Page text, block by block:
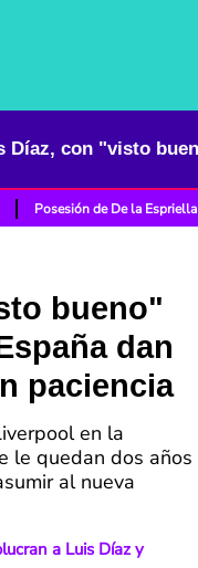
Posesión de De la Espriella
bueno"
dan
paciencia
en la
le quedan dos años
al nueva
a Luis Díaz y